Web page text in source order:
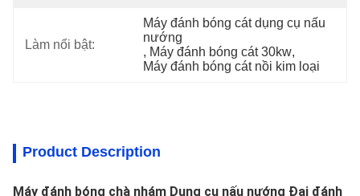
Làm nổi bật:
Máy đánh bóng cát dụng cụ nấu
nướng
, Máy đánh bóng cát 30kw,
Máy đánh bóng cát nồi kim loại
Product Description
Máy đánh bóng chà nhám Dụng cụ nấu nướng Đai đánh